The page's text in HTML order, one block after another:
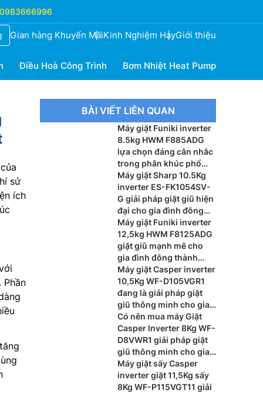
Gian hàng Khuyến MãiKinh Nghiệm HayGiới thiệu
Điều Hoà Công Trình Bơm Nhiệt Heat Pump
sử
ích
Phần
BÀI VIẾT LIÊN QUAN
Máy giặt Funiki inverter
8.5kg HWM F885ADG
lựa chọn đáng cân nhắc
trong phân khúc phổ
thông phù hợp nhất hiện
nay
Máy giặt Sharp 10.5Kg
inverter ES-FK1054SV-
G giải pháp giặt giũ hiện
đại cho gia đình đông
thành viên
Máy giặt Funiki inverter
12,5kg HWM F8125ADG
giặt giũ mạnh mẽ cho
gia đình đông thành
viên
Máy giặt Casper inverter
10,5Kg WF-D105VGR1
đang là giải pháp giặt
giũ thông minh cho gia
đình hiện đại
Có nên mua máy Giặt
Casper Inverter 8Kg WF-
D8VWR1 giải pháp giặt
giũ thông minh cho gia
đình hiện đại
Máy giặt sấy Casper
inverter giặt 11,5Kg sấy
8Kg WF-P115VGT11 giải